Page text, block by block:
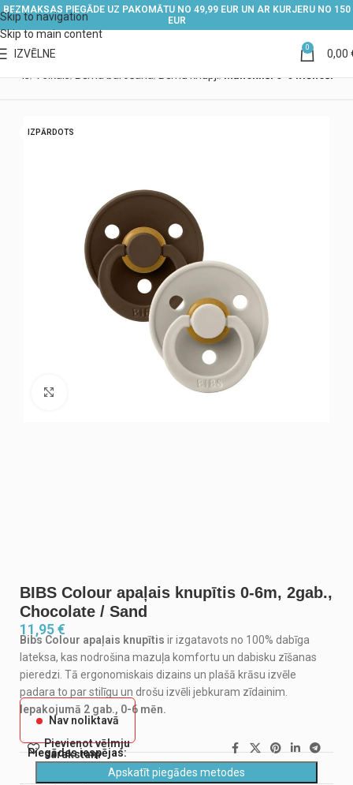
Skip to navigation
Skip to main content
BEZMAKSAS PIEGĀDE UZ PAKOMĀTU NO 49,99 EUR UN AR KURJERU NO 150
EUR
IZVĒLNE 0 0,00
IZPĀRDOTS
Noklikšķiniet, lai palielinātu
BIBS Colour apaļais knupītis 0-6m, 2gab.,
Chocolate / Sand
11,95€
Bibs Colour apaļais knupītis ir izgatavots no 100% dabīga
lateksa, kas nodrošina mazuļa komfortu un dabisku zīšanas
pieredzi. Tā ergonomiskais dizains un plašā krāsu izvēle
padara to par stilīgu un drošu izvēli jebkuram zīdainim.
Iepakojumā 2 gab., 0-6 mēn.
Nav noliktavā
Pievienot vēlmju
sarakstam
Piegādes iespējas:
Apskatīt piegādes metodes